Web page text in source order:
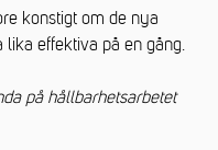
konstigt om de nya
effektiva på en gång.
på hållbarhetsarbetet